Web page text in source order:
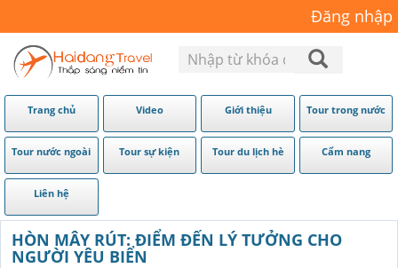
Đăng nhập
Trang chủ Video Giới thiệu Tour trong nước
Tour nước ngoài Tour sự kiện Tour du lịch hè Cẩm nang
Liên hệ
HÒN MÂY RÚT: ĐIỂM ĐẾN LÝ TƯỞNG CHO
NGƯỜI YÊU BIỂN